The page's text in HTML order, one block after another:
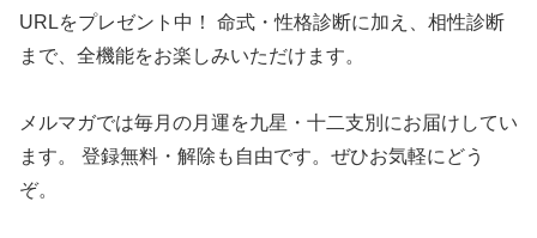
URLをプレゼント中！ 命式・性格診断に加え、相性診断
まで、全機能をお楽しみいただけます。
メルマガでは毎月の月運を九星・十二支別にお届けしてい
ます。 登録無料・解除も自由です。ぜひお気軽にどう
ぞ。